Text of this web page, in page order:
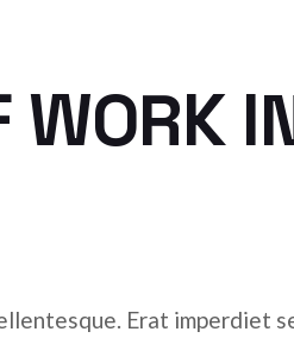
WORK
Erat imperdiet